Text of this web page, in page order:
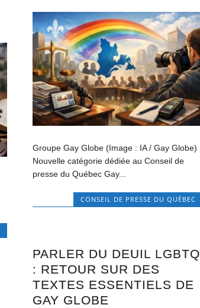
Groupe Gay Globe (Image : IA / Gay Globe)
Nouvelle catégorie dédiée au Conseil de
presse du Québec Gay...
CONSEIL DE PRESSE DU QUÉBEC
PARLER DU DEUIL LGBTQ
: RETOUR SUR DES
TEXTES ESSENTIELS DE
GAY GLOBE